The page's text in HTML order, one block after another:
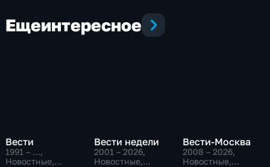
Ещеинтересное
Вести
1991 – …,
Новостные,
Вести недели
2001 – 2026,
Новостные,
Вести-Москва
2008 – 2026,
Новостные,